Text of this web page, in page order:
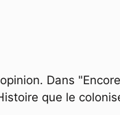
Dans
que le